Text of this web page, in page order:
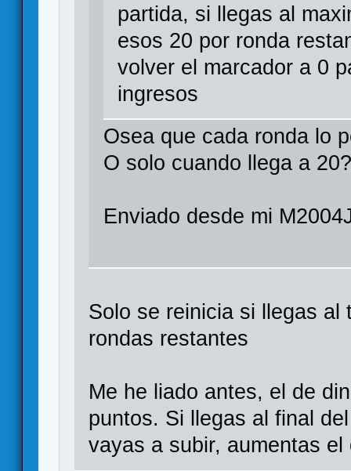
partida, si llegas al
esos 20 por ronda
volver el marcador a 0
ingresos
Osea que cada ronda lo
O solo cuando llega a 20?
Enviado desde mi
Solo se reinicia si llegas al
rondas restantes
Me he liado antes, el de
puntos. Si llegas al final
vayas a subir, aumentas